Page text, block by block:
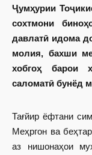
Ҷумҳурии
сохтмони
давлатӣ идома
молия, бахши
хобгоҳ барои
саломатӣ бунёд
Тағйир ёфтани
Меҳргон ва
аз нишонаҳои